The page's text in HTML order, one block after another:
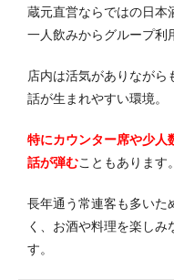
蔵元直営ならではの日本
一人飲みからグループ利
店内は活気がありなが
話が生まれやすい環境。
特にカウンター席や少人
話が弾むこともあります。
長年通う常連客も多いた
く、お酒や料理を楽しみ
す。